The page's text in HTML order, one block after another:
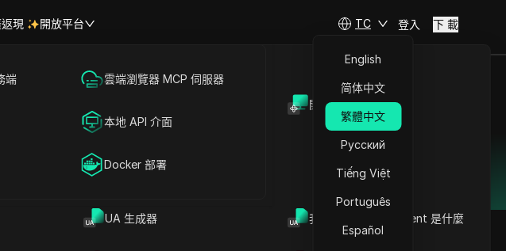
開放API
UA 生成器 我的瀏覽器 User Agent 是什麼
現 開放平台
端 雲端瀏覽器 MCP 伺服器
本地 API 介面
Docker 部署
TC
English
简体中文
繁體中文
Русский
Tiếng Việt
Português
Español
登入 下 載
Anty
替代方案
性，是一個經濟實惠的解決方案，確保可靠性和保護，毫不妥協。